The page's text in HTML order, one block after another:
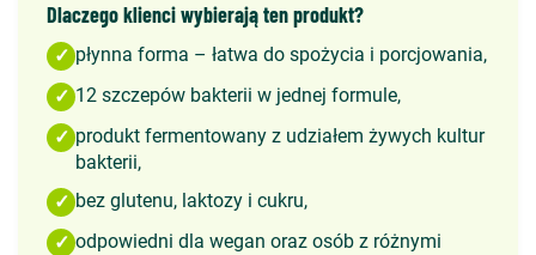
Dlaczego klienci wybierają ten produkt?
✓ płynna forma – łatwa do spożycia i porcjowania,
✓ 12 szczepów bakterii w jednej formule,
✓ produkt fermentowany z udziałem żywych kultur
bakterii,
✓ bez glutenu, laktozy i cukru,
✓ odpowiedni dla wegan oraz osób z różnymi